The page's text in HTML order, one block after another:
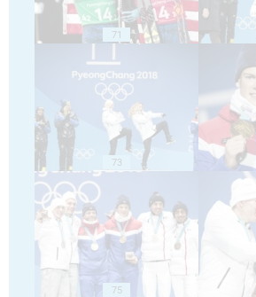
71
73
75